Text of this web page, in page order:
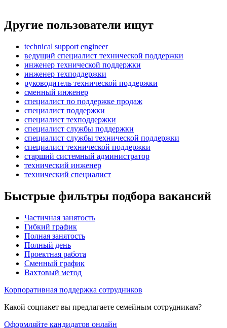
Другие пользователи ищут
technical support engineer
ведущий специалист технической поддержки
инженер технической поддержки
инженер техподдержки
руководитель технической поддержки
сменный инженер
специалист по поддержке продаж
специалист поддержки
специалист техподдержки
специалист службы поддержки
специалист службы технической поддержки
специалист технической поддержки
старший системный администратор
технический инженер
технический специалист
Быстрые фильтры подбора вакансий
Частичная занятость
Гибкий график
Полная занятость
Полный день
Проектная работа
Сменный график
Вахтовый метод
Корпоративная поддержка сотрудников
Какой соцпакет вы предлагаете семейным сотрудникам?
Оформляйте кандидатов онлайн